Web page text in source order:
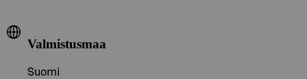
Valmistusmaa
Suomi